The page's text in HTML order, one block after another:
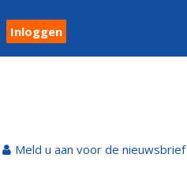
Inloggen
Meld u aan voor de nieuwsbrief